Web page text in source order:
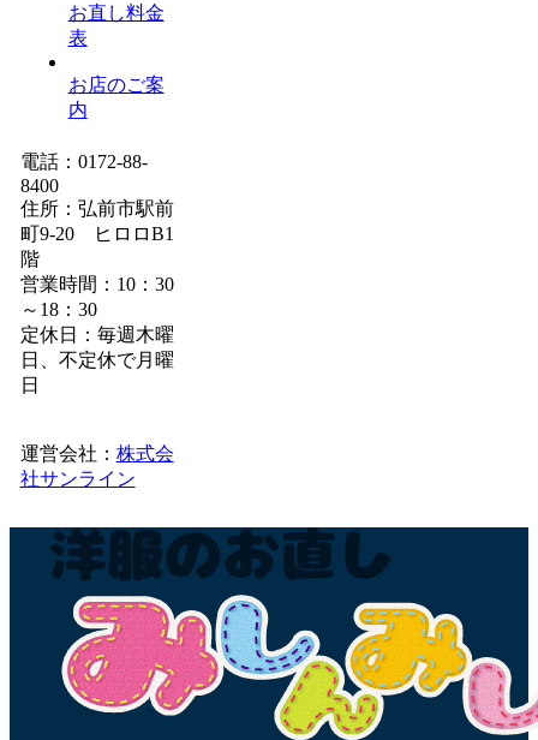
お直し料金
表
お店のご案
内
電話：0172-88-
8400
住所：弘前市駅前
町9-20 ヒロロB1
階
営業時間：10：30
～18：30
定休日：毎週木曜
日、不定休で月曜
日
運営会社： 株式会
社サンライン